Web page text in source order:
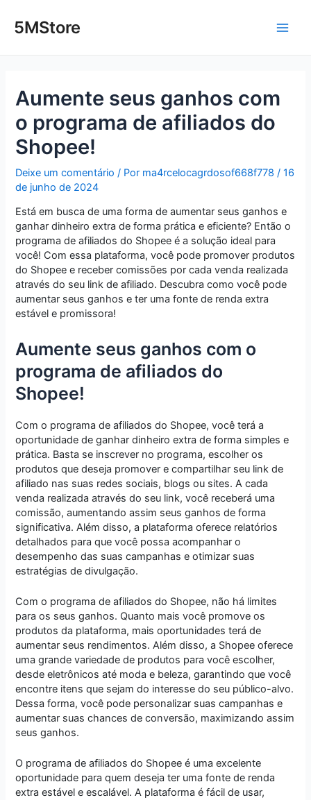
para5MStore
Aumente seus ganhos com
o programa de afiliados do
Shopee!
Deixe um comentário / Por ma4rcelocagrdosof668f778/16
de junho de 2024
Está em busca de uma forma de aumentar seus ganhos e
ganhar dinheiro extra de forma prática e eficiente? Então o
programa de afiliados do Shopee é a solução ideal para
você! Com essa plataforma, você pode promover produtos
do Shopee e receber comissões por cada venda realizada
através do seu link de afiliado. Descubra como você pode
aumentar seus ganhos e ter uma fonte de renda extra
estável e promissora!
Aumente seus ganhos com o
programa de afiliados do
Shopee!
Com o programa de afiliados do Shopee, você terá a
oportunidade de ganhar dinheiro extra de forma simples e
prática. Basta se inscrever no programa, escolher os
produtos que deseja promover e compartilhar seu link de
afiliado nas suas redes sociais, blogs ou sites. A cada
venda realizada através do seu link, você receberá uma
comissão, aumentando assim seus ganhos de forma
significativa. Além disso, a plataforma oferece relatórios
detalhados para que você possa acompanhar o
desempenho das suas campanhas e otimizar suas
estratégias de divulgação.
Com o programa de afiliados do Shopee, não há limites
para os seus ganhos. Quanto mais você promove os
produtos da plataforma, mais oportunidades terá de
aumentar seus rendimentos. Além disso, a Shopee oferece
uma grande variedade de produtos para você escolher,
desde eletrônicos até moda e beleza, garantindo que você
encontre itens que sejam do interesse do seu público-alvo.
Dessa forma, você pode personalizar suas campanhas e
aumentar suas chances de conversão, maximizando assim
seus ganhos.
O programa de afiliados do Shopee é uma excelente
oportunidade para quem deseja ter uma fonte de renda
extra estável e escalável. A plataforma é fácil de usar,
navigation